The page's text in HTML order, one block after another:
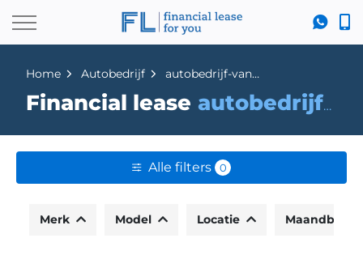
Home Autobedrijf autobedrijf-van-der-wal-en-zonen
Financial lease autobedrijf-van-der-wal-en-zonen
Alle filters 0
Merk Model Locatie